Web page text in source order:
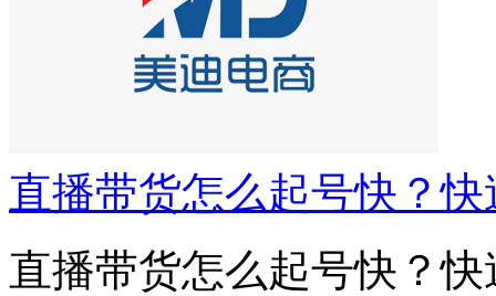
直播带货怎么起号快？
直播带货怎么起号快？